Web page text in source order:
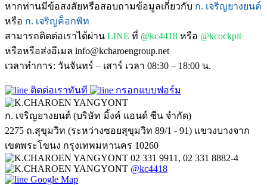
หากท่านมีข้อสงสัยหรือสอบถามข้อมูลเกี่ยวกับ ก. เจริญยางยนต์
หรือ ก. เจริญค็อกพิท
สามารถติดต่อเราได้ผ่าน LINE ที่ @kc4418 หรือ @kcockpit
หรือหรือส่งอีเมล info@kcharoengroup.net
เวลาทำการ: วันจันทร์ – เสาร์ เวลา 08:30 – 18:00 น.
ติดต่อเราทันที กรอกแบบฟอร์ม
ก. เจริญยางยนต์ (บริษัท มิ้งค์ แอนด์ ซีน จำกัด)
2275 ถ.สุขุมวิท (ระหว่างซอยสุขุมวิท 89/1 - 91) แขวงบางจาก
เขตพระโขนง กรุงเทพมหานคร 10260
02 331 9911, 02 331 8882-4
@kc4418
Google Map